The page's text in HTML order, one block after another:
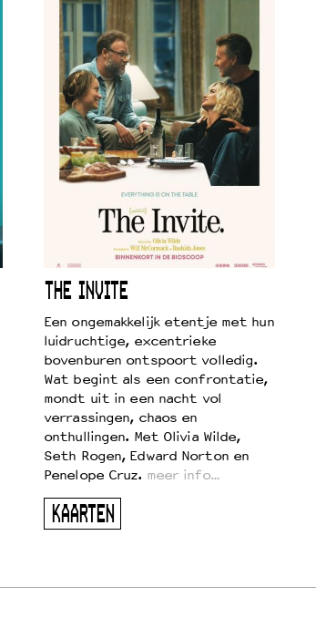
THE INVITE
Een ongemakkelijk etentje met hun
luidruchtige, excentrieke
bovenburen ontspoort volledig.
Wat begint als een confrontatie,
mondt uit in een nacht vol
verrassingen, chaos en
onthullingen. Met Olivia Wilde,
Seth Rogen, Edward Norton en
Penelope Cruz. meer info…
KAARTEN